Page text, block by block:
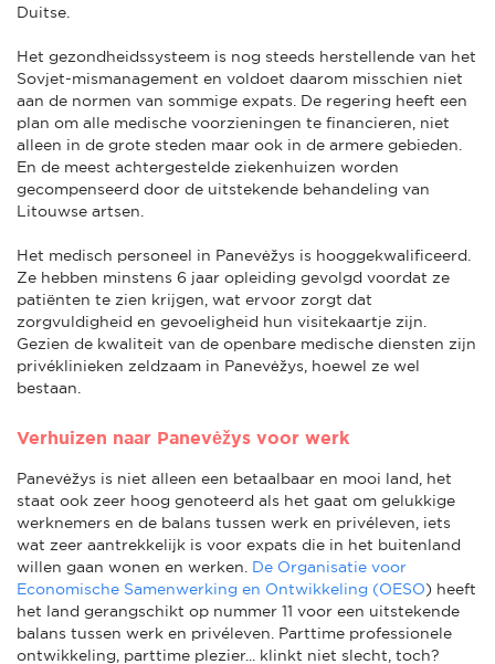
Duitse.
Het gezondheidssysteem is nog steeds herstellende van het
Sovjet-mismanagement en voldoet daarom misschien niet
aan de normen van sommige expats. De regering heeft een
plan om alle medische voorzieningen te financieren, niet
alleen in de grote steden maar ook in de armere gebieden.
En de meest achtergestelde ziekenhuizen worden
gecompenseerd door de uitstekende behandeling van
Litouwse artsen.
Het medisch personeel in Panevėžys is hooggekwalificeerd.
Ze hebben minstens 6 jaar opleiding gevolgd voordat ze
patiënten te zien krijgen, wat ervoor zorgt dat
zorgvuldigheid en gevoeligheid hun visitekaartje zijn.
Gezien de kwaliteit van de openbare medische diensten zijn
privéklinieken zeldzaam in Panevėžys, hoewel ze wel
bestaan.
Verhuizen naar Panevėžys voor werk
Panevėžys is niet alleen een betaalbaar en mooi land, het
staat ook zeer hoog genoteerd als het gaat om gelukkige
werknemers en de balans tussen werk en privéleven, iets
wat zeer aantrekkelijk is voor expats die in het buitenland
willen gaan wonen en werken. De Organisatie voor
Economische Samenwerking en Ontwikkeling (OESO) heeft
het land gerangschikt op nummer 11 voor een uitstekende
balans tussen werk en privéleven. Parttime professionele
ontwikkeling, parttime plezier... klinkt niet slecht, toch?